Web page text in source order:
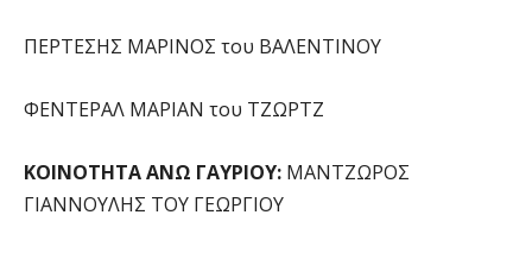
ΠΕΡΤΕΣΗΣ ΜΑΡΙΝΟΣ του ΒΑΛΕΝΤΙΝΟΥ
ΦΕΝΤΕΡΑΛ ΜΑΡΙΑΝ του ΤΖΩΡΤΖ
ΚΟΙΝΟΤΗΤΑ ΑΝΩ ΓΑΥΡΙΟΥ: ΜΑΝΤΖΩΡΟΣ
ΓΙΑΝΝΟΥΛΗΣ ΤΟΥ ΓΕΩΡΓΙΟΥ